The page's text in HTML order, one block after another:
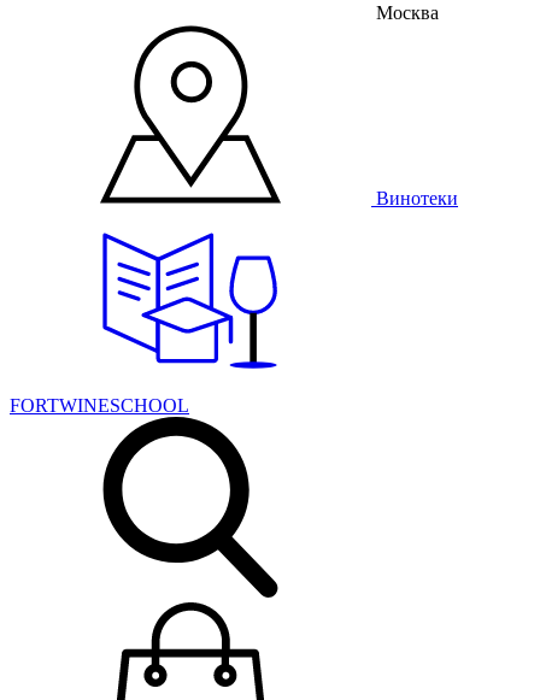
Москва
Винотеки
FORTWINESCHOOL